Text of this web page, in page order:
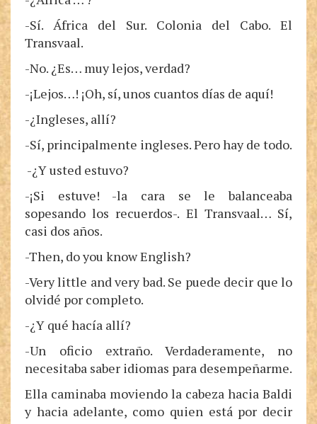
-Sí. África del Sur. Colonia del Cabo. El
Transvaal.
-No. ¿Es… muy lejos, verdad?
-¡Lejos…! ¡Oh, sí, unos cuantos días de aquí!
-¿Ingleses, allí?
-Sí, principalmente ingleses. Pero hay de todo.
-¿Y usted estuvo?
-¡Si estuve! -la cara se le balanceaba
sopesando los recuerdos-. El Transvaal… Sí,
casi dos años.
-Then, do you know English?
-Very little and very bad. Se puede decir que lo
olvidé por completo.
-¿Y qué hacía allí?
-Un oficio extraño. Verdaderamente, no
necesitaba saber idiomas para desempeñarme.
Ella caminaba moviendo la cabeza hacia Baldi
y hacia adelante, como quien está por decir